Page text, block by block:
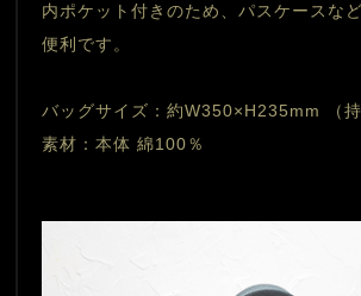
内ポケット付きのため、パスケースな
便利です。
素材：本体 綿100％